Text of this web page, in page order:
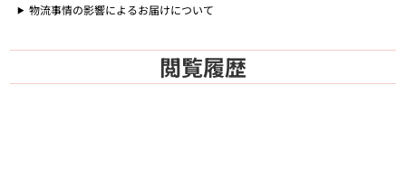
物流事情の影響によるお届けについて
閲覧履歴